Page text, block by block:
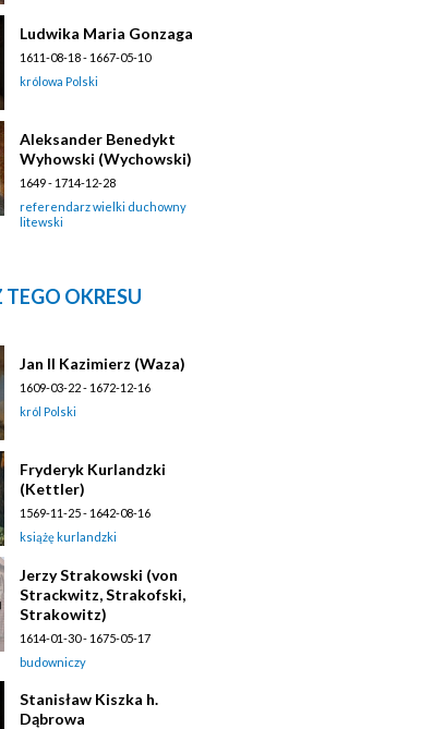
Ludwika Maria Gonzaga
1611-08-18 - 1667-05-10
królowa Polski
Aleksander Benedykt
Wyhowski (Wychowski)
1649 - 1714-12-28
referendarz wielki duchowny
litewski
OKRESU
Jan II Kazimierz (Waza)
1609-03-22 - 1672-12-16
król Polski
Fryderyk Kurlandzki
(Kettler)
1569-11-25 - 1642-08-16
książę kurlandzki
Jerzy Strakowski (von
Strackwitz, Strakofski,
Strakowitz)
1614-01-30 - 1675-05-17
budowniczy
Stanisław Kiszka h.
Dąbrowa